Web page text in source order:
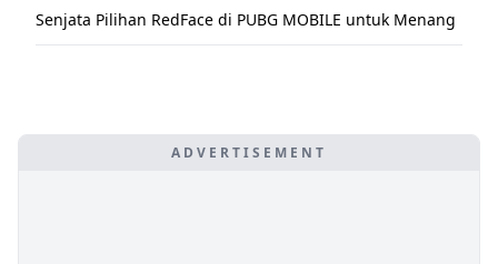
Senjata Pilihan RedFace di PUBG MOBILE untuk Menang
ADVERTISEMENT